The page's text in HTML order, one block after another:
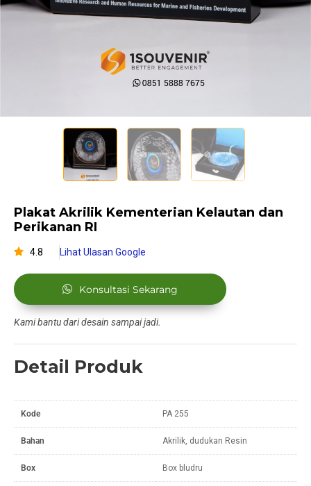
Plakat Akrilik Kementerian Kelautan dan
Perikanan RI
4.8 Lihat Ulasan Google
Konsultasi Sekarang
Kami bantu dari desain sampai jadi.
Detail Produk
Kode PA 255
Bahan Akrilik, dudukan Resin
Box Box bludru